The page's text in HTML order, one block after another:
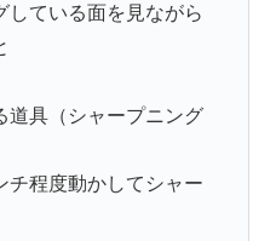
ている面を見ながら
具（シャープニング
程度動かしてシャー